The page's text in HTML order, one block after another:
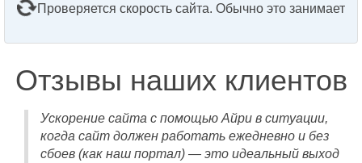
Проверяется скорость сайта. Обычно это занимает
Отзывы наших клиентов
Ускорение сайта с помощью Айри в ситуации,
когда сайт должен работать ежедневно и без
сбоев (как наш портал) — это идеальный выход